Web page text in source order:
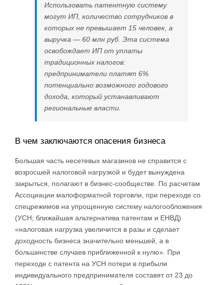
Использовать патентную систему
могут ИП, количество сотрудников в
которых не превышает 15 человек, а
выручка — 60 млн руб. Эта система
освобождает ИП от уплаты
традиционных налогов:
предприниматели платят 6%
потенциально возможного годового
дохода, который устанавливают
региональные власти.
В чем заключаются опасения бизнеса
Большая часть несетевых магазинов не справится с
возросшей налоговой нагрузкой и будет вынуждена
закрыться, полагают в бизнес-сообществе. По расчетам
Ассоциации малоформатной торговли, при переходе со
спецрежимов на упрощенную систему налогообложения
(УСН; ближайшая альтернатива патентам и ЕНВД)
«налоговая нагрузка увеличится в разы и сделает
доходность бизнеса значительно меньшей, а в
большинстве случаев приближенной к нулю». При
переходе с патента на УСН потери в прибыли
индивидуального предпринимателя составят от 23 до